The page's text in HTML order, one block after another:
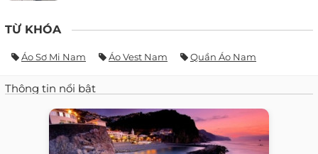
TỪ KHÓA
Áo Sơ Mi Nam Áo Vest Nam Quần Áo Nam
Thông tin nổi bật